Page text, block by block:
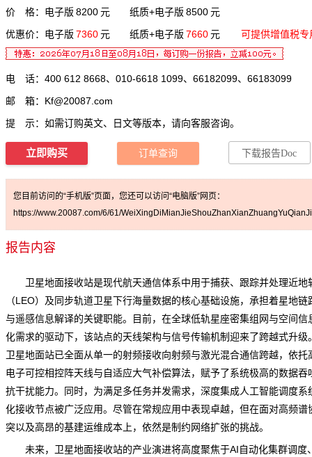
价 格：电子版 8200 元 纸质+电子版 8500 元
优惠价：电子版 7360 元 纸质+电子版 7660 元 可提供增值税专
电 话：400 612 8668、010-6618 1099、66182099、66183099
邮 箱： Kf@20087.com
提 示：如需订购英文、日文等版本，请向客服咨询。
立即购买 订单查询 下载报告Doc
您目前访问的“手机版”页面，您还可以访问“电脑版”网页：
https://www.20087.com/6/61/
报告内容
卫星地面接收站是现代航天通信体系中用于捕获、跟踪并处理近地
（LEO）及同步轨道卫星下行海量数据的核心基础设施，承担着星地链
与遥感信息解译的关键职能。目前，在全球低轨星座密集组网与空间信
化需求的驱动下，该站点的天线架构与信号传输机制迎来了跨越式升级
卫星地面站已全面从单一的射频接收向射频与激光混合通信跨越，依托
电子可控相控阵天线与自适应大气补偿算法，赋予了系统极高的数据吞
抗干扰能力。同时，为满足多任务并发需求，深度集成人工智能调度系
化接收节点被广泛应用。尽管在常规应用中表现卓越，但在面对高频谱
突以及高昂的基建运维成本上，依然是制约网络扩张的挑战。
未来，卫星地面接收站的产业演进将高度聚焦于AI自动化集群调度